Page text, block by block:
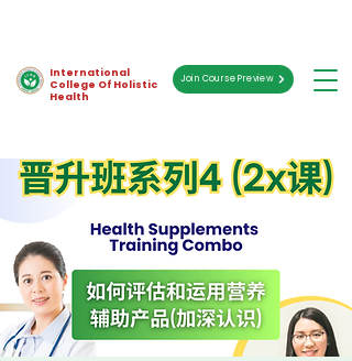
Join Course Preview
International
College Of Holistic
Health